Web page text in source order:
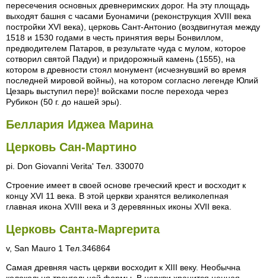
пересечения основных древнеримских дорог. На эту площадь
выходят башня с часами Буонамичи (реконструкция XVIII века
постройки XVI века), церковь Сант-Антонио (воздвигнутая между
1518 и 1530 годами в честь принятия веры Бонвиллом,
предводителем Патаров, в результате чуда с мулом, которое
сотворил святой Падуи) и придорожный камень (1555), на
котором в древности стоял монумент (исчезнувший во время
последней мировой войны), на котором согласно легенде Юлий
Цезарь выступил пере)! войсками после перехода через
Рубикон (50 г. до нашей эры).
Беллария Иджеа Марина
Церковь Сан-Мартино
pi. Don Giovanni Verita' Тел. 330070
Строение имеет в своей основе греческий крест и восходит к
концу XVI 11 века. В этой церкви хранятся великолепная
главная икона XVIII века и 3 деревянных иконы XVII века.
Церковь Санта-Маргерита
v, San Mauro 1 Тел.346864
Самая древняя часть церкви восходит к XIII веку. Необычна